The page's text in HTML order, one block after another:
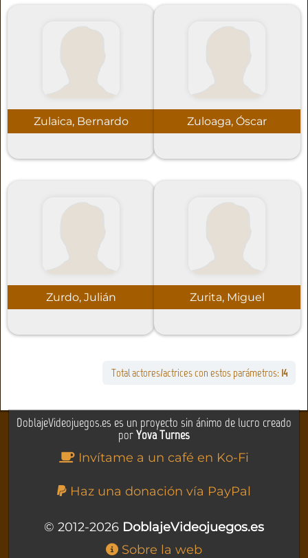
Zulaica, Bernardo Zuloaga, Óscar
Zurdo, Julián Zurita, Miguel
Total actores/actrices con estos parámetros: 14
DoblajeVideojuegos.es es un proyecto sin ánimo de lucro creado
porYova Turnes
Invítame a un café en Ko-Fi
Haz una donación vía PayPal
© 2012-2026 DoblajeVideojuegos.es
Sobre la web